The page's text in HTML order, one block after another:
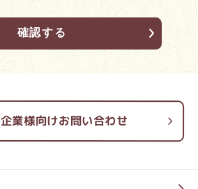
企業様向けお問い合わせ